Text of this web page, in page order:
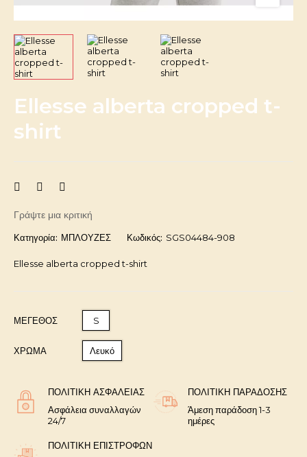
Ellesse alberta cropped t-
shirt
Γράψτε μια κριτική
Κατηγορία: ΜΠΛΟΥΖΕΣ Κωδικός: SGS04484-908
Ellesse alberta cropped t-shirt
ΜΈΓΕΘΟΣ S
ΧΡΩΜΑ Λευκό
ΠΟΛΙΤΙΚΉ ΑΣΦΑΛΕΊΑΣ
Ασφάλεια συναλλαγών
24/7
ΠΟΛΙΤΙΚΉ ΠΑΡΆΔΟΣΗΣ
Άμεση παράδοση 1-3
ημέρες
ΠΟΛΙΤΙΚΉ ΕΠΙΣΤΡΟΦΏΝ